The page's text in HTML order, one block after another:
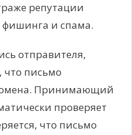
репутации
фишинга и спама.
отправителя,
что письмо
Принимающий
проверяет
что письмо